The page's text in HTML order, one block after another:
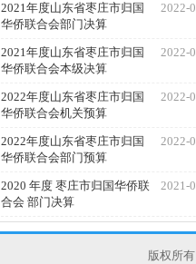
2022-
2021年度山东省枣庄市归国
华侨联合会部门决算
2022-
2021年度山东省枣庄市归国
华侨联合会本级决算
2022-
2022年度山东省枣庄市归国
华侨联合会机关预算
2022-
2022年度山东省枣庄市归国
华侨联合会部门预算
2021-
2020 年度 枣庄市归国华侨联
合会 部门决算
版权所